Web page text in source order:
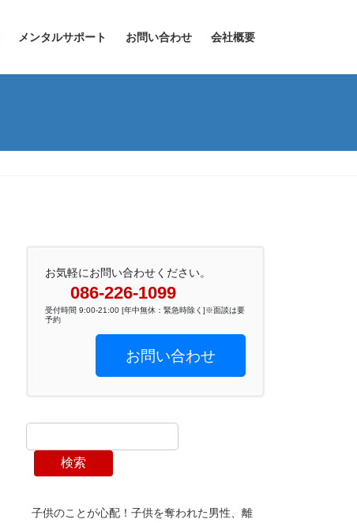
メンタルサポート お問い合わせ 会社概要
お気軽にお問い合わせください。
086-226-1099
受付時間 9:00-21:00 [年中無休：緊急時除く]※面談は要
予約
お問い合わせ
検索
子供のことが心配！子供を奪われた男性、離